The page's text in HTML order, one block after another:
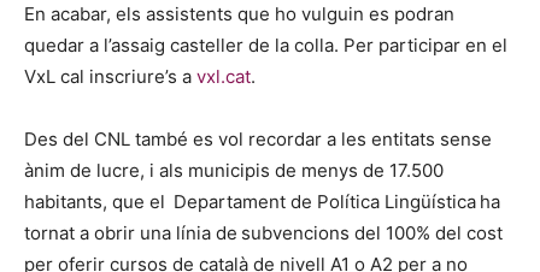
En acabar, els assistents que ho vulguin es podran
quedar a l’assaig casteller de la colla. Per participar en el
VxL cal inscriure’s a vxl.cat.
Des del CNL també es vol recordar a les entitats sense
ànim de lucre, i als municipis de menys de 17.500
habitants, que el Departament de Política Lingüística ha
tornat a obrir una línia de subvencions del 100% del cost
per oferir cursos de català de nivell A1 o A2 per a no